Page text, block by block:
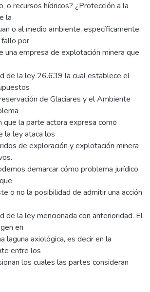
o recursos hídricos? ¿Protección a la
la
o al medio ambiente, específicamente
fallo por
una empresa de explotación minera que
de la ley 26.639 la cual establece el
de Glaciares y el Ambiente
que la parte actora expresa como
la ley ataca los
de exploración y explotación minera
demarcar cómo problema jurídico
o no la posibilidad de admitir una acción
de la ley mencionada con anterioridad. El
en
laguna axiológica, es decir en la
entre los
los cuales las partes consideran